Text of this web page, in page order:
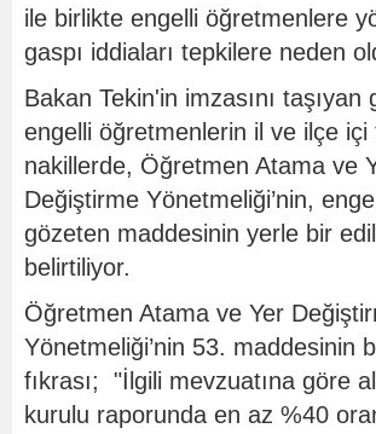
ile birlikte engelli öğretmenlere
gaspı iddiaları tepkilere neden
Bakan Tekin'in imzasını taşıyan
engelli öğretmenlerin il ve ilçe içi
nakillerde, Öğretmen Atama ve
Değiştirme Yönetmeliği’nin,
gözeten maddesinin yerle bir
belirtiliyor.
Öğretmen Atama ve Yer
Yönetmeliği’nin 53. maddesinin
fıkrası; "İlgili mevzuatına göre
kurulu raporunda en az %40